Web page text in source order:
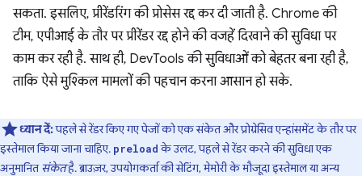
सकता. इसलिए, प्रीरेंडरिंग की प्रोसेस रद्द कर दी जाती है. Chrome की
टीम, एपीआई के तौर पर प्रीरेंडर रद्द होने की वजहें दिखाने की सुविधा पर
काम कर रही है. साथ ही, DevTools की सुविधाओं को बेहतर बना रही है,
ताकि ऐसे मुश्किल मामलों की पहचान करना आसान हो सके.
ध्यान दें:पहले से रेंडर किए गए पेजों को एक संकेत और प्रोग्रेसिव एन्हांसमेंट के तौर पर
इस्तेमाल किया जाना चाहिए. preloadके उलट, पहले से रेंडर करने की सुविधा एक
अनुमानितसंकेतहै. ब्राउज़र, उपयोगकर्ता की सेटिंग, मेमोरी के मौजूदा इस्तेमाल या अन्य